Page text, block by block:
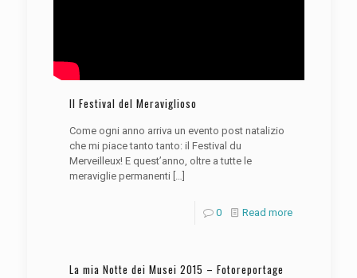
Il Festival del Meraviglioso
Come ogni anno arriva un evento post natalizio
che mi piace tanto tanto: il Festival du
Merveilleux! E quest’anno, oltre a tutte le
meraviglie permanenti […]
0 Read more
La mia Notte dei Musei 2015 – Fotoreportage